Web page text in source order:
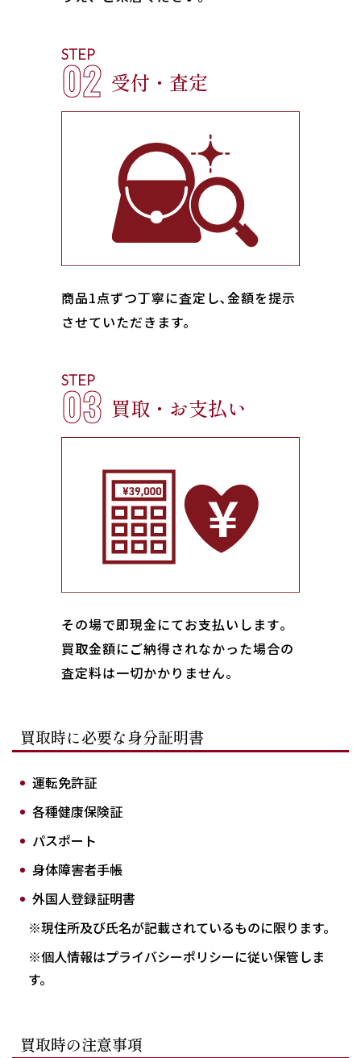
STEP
02 受付・査定
商品1点ずつ丁寧に査定し､金額を提示
させていただきます。
STEP
03 買取・お支払い
その場で即現金にてお支払いします｡
買取金額にご納得されなかった場合の
査定料は一切かかりません。
買取時に必要な身分証明書
運転免許証
各種健康保険証
パスポート
身体障害者手帳
外国人登録証明書
※現住所及び氏名が記載されているものに限ります。
※個人情報はプライバシーポリシーに従い保管しま
す。
買取時の注意事項